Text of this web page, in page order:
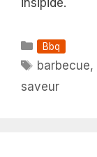
Catégories
Bbq
Étiquettes
barbecue,
saveur